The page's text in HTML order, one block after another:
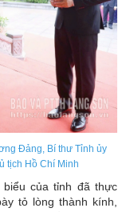
Đảng, Bí thư Tỉnh ủy
tịch Hồ Chí Minh
biểu của tỉnh đã thực
tỏ lòng thành kính,